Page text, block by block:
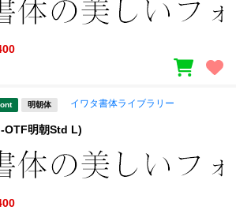
明朝体 イワタ書体ライブラリー
OTF明朝Std L)